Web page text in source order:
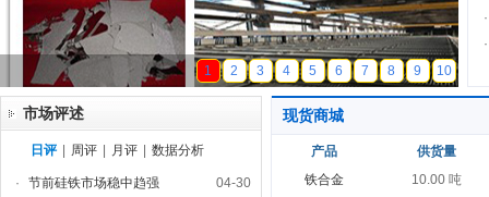
天磁锰业
1 2 3 4 5 6 7 8 9 10
·
·
市场评述
日评 周评 月评 数据分析
· 节前硅铁市场稳中趋强
04-30
现货商城
产品
供货量
铁合金
10.00 吨